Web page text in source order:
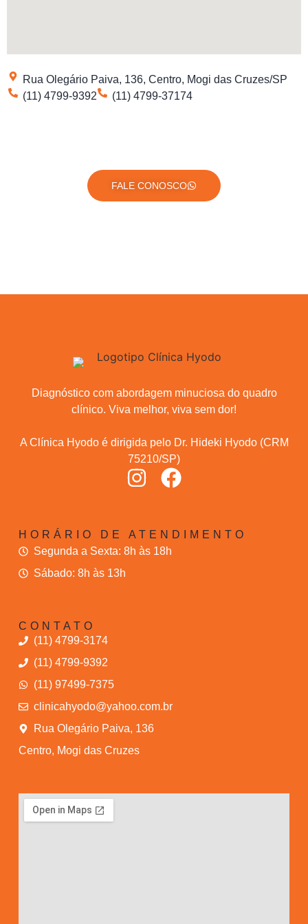
Rua Olegário Paiva, 136, Centro, Mogi das Cruzes/SP
(11) 4799-9392
(11) 4799-37174
FALE CONOSCO
Diagnóstico com abordagem minuciosa do quadro
clínico. Viva melhor, viva sem dor!
A Clínica Hyodo é dirigida pelo Dr. Hideki Hyodo (CRM
75210/SP)
HORÁRIO DE ATENDIMENTO
Segunda a Sexta: 8h às 18h
Sábado: 8h às 13h
CONTATO
(11) 4799-3174
(11) 4799-9392
(11) 97499-7375
clinicahyodo@yahoo.com.br
Rua Olegário Paiva, 136
Centro, Mogi das Cruzes